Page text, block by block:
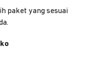
paket yang sesuai